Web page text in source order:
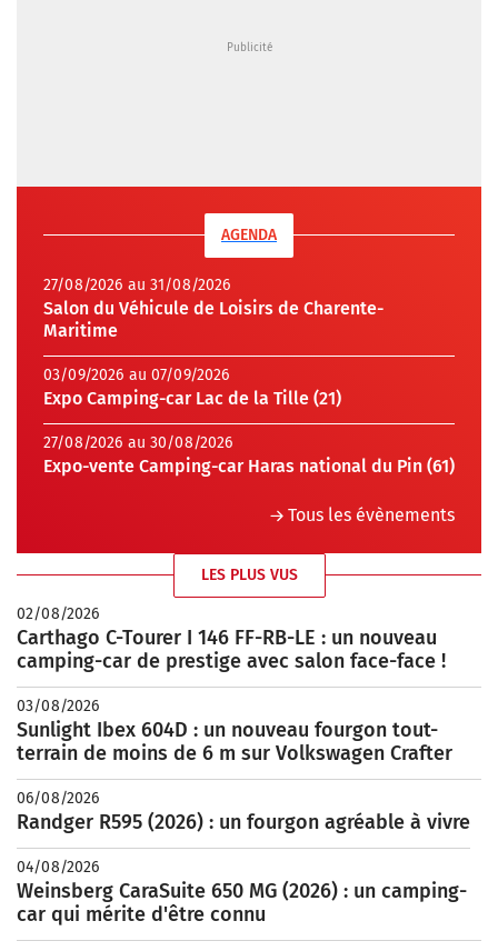
AGENDA
27/08/2026 au 31/08/2026
Salon du Véhicule de Loisirs de Charente-
Maritime
03/09/2026 au 07/09/2026
Expo Camping-car Lac de la Tille (21)
27/08/2026 au 30/08/2026
Expo-vente Camping-car Haras national du Pin (61)
Tous les évènements
LES PLUS VUS
02/08/2026
Carthago C-Tourer I 146 FF-RB-LE : un nouveau
camping-car de prestige avec salon face-face !
03/08/2026
Sunlight Ibex 604D : un nouveau fourgon tout-
terrain de moins de 6 m sur Volkswagen Crafter
06/08/2026
Randger R595 (2026) : un fourgon agréable à vivre
04/08/2026
Weinsberg CaraSuite 650 MG (2026) : un camping-
car qui mérite d'être connu